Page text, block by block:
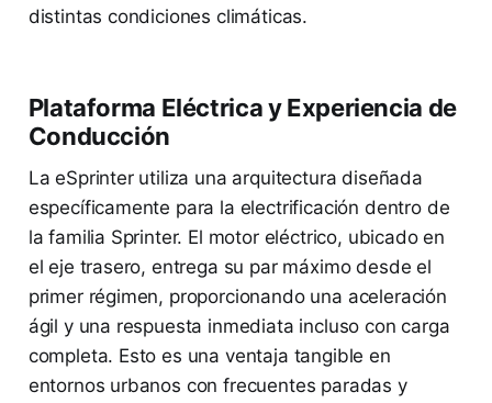
distintas condiciones climáticas.
Plataforma Eléctrica y Experiencia de
Conducción
La eSprinter utiliza una arquitectura diseñada
específicamente para la electrificación dentro de
la familia Sprinter. El motor eléctrico, ubicado en
el eje trasero, entrega su par máximo desde el
primer régimen, proporcionando una aceleración
ágil y una respuesta inmediata incluso con carga
completa. Esto es una ventaja tangible en
entornos urbanos con frecuentes paradas y